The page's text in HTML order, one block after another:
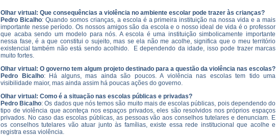
Olhar virtual: Que consequências a violência no ambiente escolar pode trazer às crianças?
Pedro Bicalho: Quando somos crianças, a escola é a primeira instituição na nossa vida e a mais
importante nesse período. Os nossos amigos são da escola e o nosso ideal de vida é o professor
que acaba sendo um modelo para nós. A escola é uma instituição simbolicamente importante
nessa fase, é a que constitui o sujeito, mas se ela não me acolhe, significa que o meu território
existencial também não está sendo acolhido. E dependendo da idade, isso pode trazer marcas
muito fortes.
Olhar virtual: O governo tem algum projeto destinado para a questão da violência nas escolas?
Pedro Bicalho: Há alguns, mas ainda são poucos. A violência nas escolas tem tido uma
visibilidade maior, mas ainda assim há poucas ações do governo.
Olhar virtual: Como é a situação nas escolas públicas e privadas?
Pedro Bicalho: Os dados que nós temos são muito mais de escolas públicas, pois dependendo do
tipo de violência que aconteça nos espaços privados, eles são resolvidos nos próprios espaços
privados. No caso das escolas públicas, as pessoas vão aos conselhos tutelares e denunciam. E
os conselhos tutelares vão atuar junto às famílias, existe essa rede institucional que acolhe e
registra essa violência.